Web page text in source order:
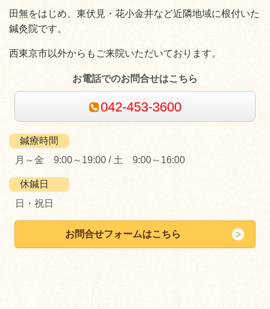
田無をはじめ、東伏見・花小金井など近隣地域に根付いた
鍼灸院です。
西東京市以外からもご来院いただいております。
お電話でのお問合せはこちら
042-453-3600
鍼療時間
月～金 9:00～19:00 / 土 9:00～16:00
休鍼日
日・祝日
お問合せフォームはこちら